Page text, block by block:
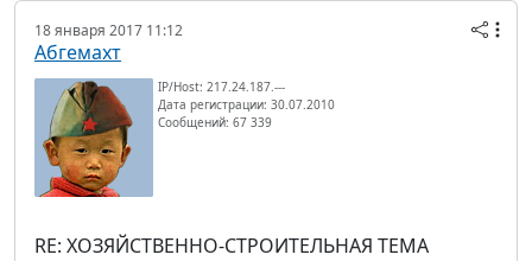
18 января 2017 11:12
Абгемахт
IP/Host: 217.24.187.---
Дата регистрации: 30.07.2010
Сообщений: 67 339
RE: ХОЗЯЙСТВЕННО-СТРОИТЕЛЬНАЯ ТЕМА